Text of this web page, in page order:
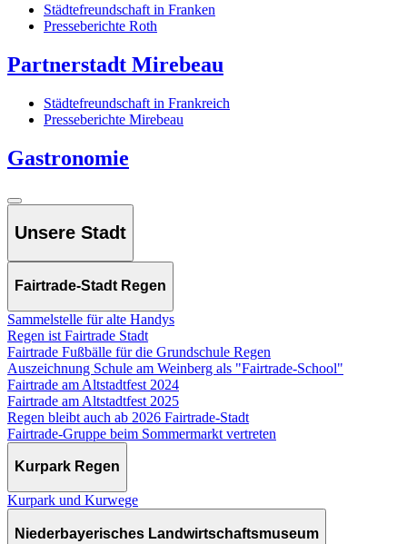
Städtefreundschaft in Franken
Presseberichte Roth
Partnerstadt Mirebeau
Städtefreundschaft in Frankreich
Presseberichte Mirebeau
Gastronomie
Unsere Stadt
Fairtrade-Stadt Regen
Sammelstelle für alte Handys
Regen ist Fairtrade Stadt
Fairtrade Fußbälle für die Grundschule Regen
Auszeichnung Schule am Weinberg als "Fairtrade-School"
Fairtrade am Altstadtfest 2024
Fairtrade am Altstadtfest 2025
Regen bleibt auch ab 2026 Fairtrade-Stadt
Fairtrade-Gruppe beim Sommermarkt vertreten
Kurpark Regen
Kurpark und Kurwege
Niederbayerisches Landwirtschaftsmuseum